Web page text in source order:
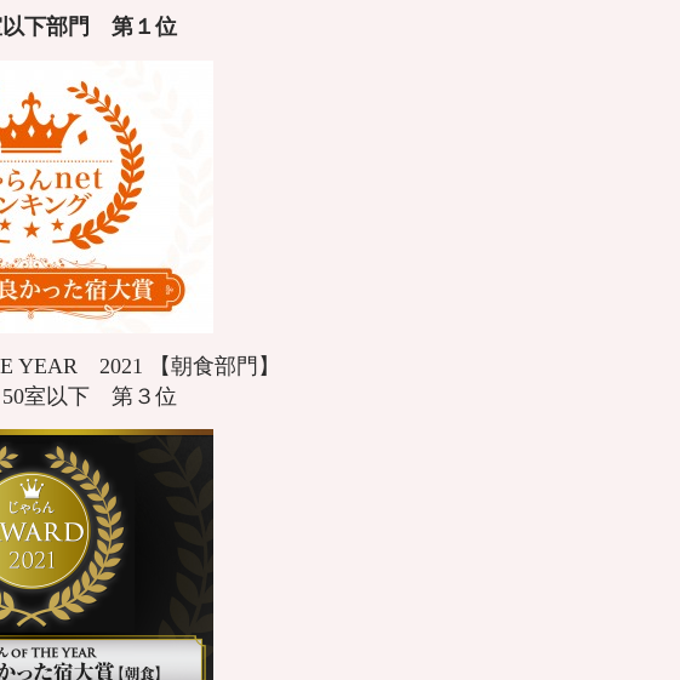
下部門 第１ 位
YEAR 2021 【朝食部門】
室以下 第３位